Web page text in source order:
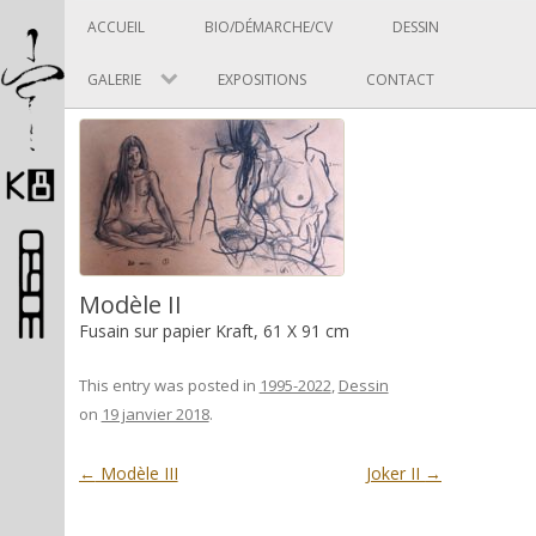
Pascal Picard
Artiste et designer
ACCUEIL BIO/DÉMARCHE/CV DESSIN
GALERIE EXPOSITIONS CONTACT
Modèle II
Fusain sur papier Kraft, 61 X 91 cm
This entry was posted in 1995-2022, Dessin
on 19 janvier 2018.
Post navigation
← Modèle III Joker II →